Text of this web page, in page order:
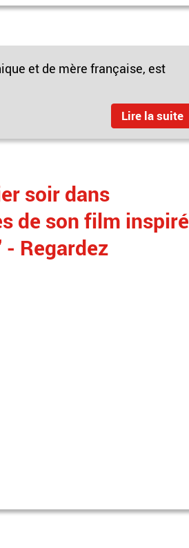
et de mère française, est
Lire la suite
soir dans
de son film inspiré
- Regardez